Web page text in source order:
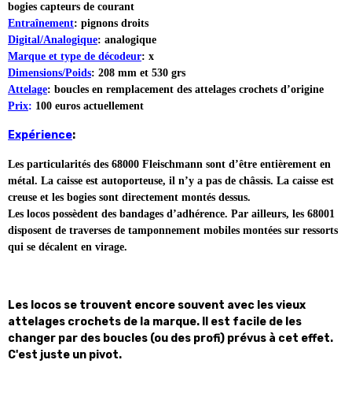
bogies capteurs de courant
Entraînement: pignons droits
Digital/Analogique: analogique
Marque et type de décodeur: x
Dimensions/Poids: 208 mm et 530 grs
Attelage: boucles en remplacement des attelages crochets d’origine
Prix: 100 euros actuellement
Expérience:
Les particularités des 68000 Fleischmann sont d’être entièrement en
métal. La caisse est autoporteuse, il n’y a pas de châssis. La caisse est
creuse et les bogies sont directement montés dessus.
Les locos possèdent des bandages d’adhérence. Par ailleurs, les 68001
disposent de traverses de tamponnement mobiles montées sur ressorts
qui se décalent en virage.
Les locos se trouvent encore souvent avec les vieux
attelages crochets de la marque. Il est facile de les
changer par des boucles (ou des profi) prévus à cet effet.
C'est juste un pivot.